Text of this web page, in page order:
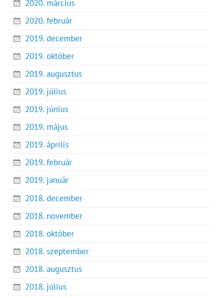
2020. március
2020. február
2019. december
2019. október
2019. augusztus
2019. július
2019. június
2019. május
2019. április
2019. február
2019. január
2018. december
2018. november
2018. október
2018. szeptember
2018. augusztus
2018. július